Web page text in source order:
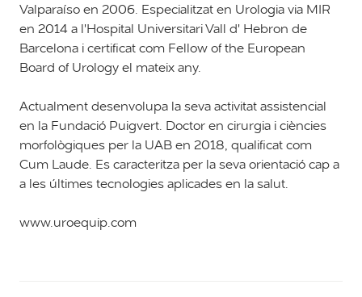
Valparaíso en 2006. Especialitzat en Urologia via MIR
en 2014 a l'Hospital Universitari Vall d' Hebron de
Barcelona i certificat com Fellow of the European
Board of Urology el mateix any.
Actualment desenvolupa la seva activitat assistencial
en la Fundació Puigvert. Doctor en cirurgia i ciències
morfològiques per la UAB en 2018, qualificat com
Cum Laude. Es caracteritza per la seva orientació cap a
a les últimes tecnologies aplicades en la salut.
www.uroequip.com